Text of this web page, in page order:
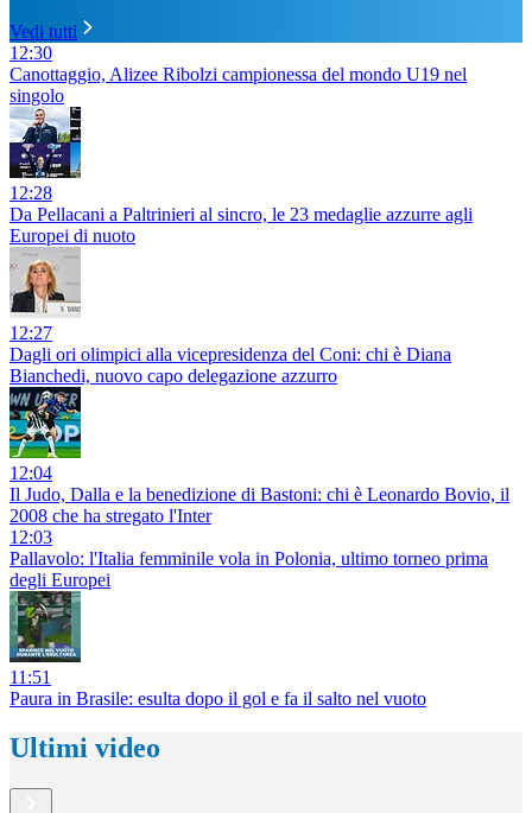
Vedi tutti
12:30
Canottaggio, Alizee Ribolzi campionessa del mondo U19 nel
singolo
12:28
Da Pellacani a Paltrinieri al sincro, le 23 medaglie azzurre agli
Europei di nuoto
12:27
Dagli ori olimpici alla vicepresidenza del Coni: chi è Diana
Bianchedi, nuovo capo delegazione azzurro
12:04
Il Judo, Dalla e la benedizione di Bastoni: chi è Leonardo Bovio, il
2008 che ha stregato l'Inter
12:03
Pallavolo: l'Italia femminile vola in Polonia, ultimo torneo prima
degli Europei
11:51
Paura in Brasile: esulta dopo il gol e fa il salto nel vuoto
Ultimi video